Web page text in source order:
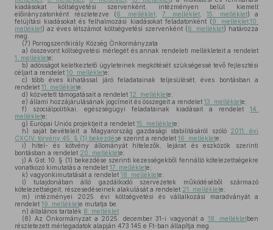
kiadásokat költségvetési szervenként, intézményen belül kiemelt
előirányzatonként részletezve (6. melléklet, 7. melléklet, 15. melléklet) a
felújítási kiadásokat és felhalmozási kiadásokat feladatonként (9. melléklet,10.
melléklet) az éves létszámot költségvetési szervenként (6. melléklet) határozza
meg.
(7) Porrogszentkirály Község Önkormányzata
a) összevont költségvetési mérlegét és annak rendeleti mellékleteit a rendelet
1. melléklete;
b) adósságot keletkeztető ügyleteinek megkötését szükségessé tevő fejlesztési
céljait a rendelet 10. melléklete;
c) több éves kihatással járó feladatainak teljesülését, éves bontásban a
rendelet 11. melléklete;
d) közvetett támogatásait a rendelet 12. melléklete;
e) állami hozzájárulásának jogcímeit és összegeit a rendelet 13. melléklete;
f) szociálpolitikai, egészségügyi feladatainak kiadásait a rendelet 14.
melléklete;
g) Európai Uniós projektjeit a rendelet 15. melléklete;
h) saját bevételeit a Magyarország gazdasági stabilitásáról szóló 2011. évi
CXCIV. törvény 45. § (1) bekezdése szerint a rendelet 16. melléklete;
i) hitel- és kötvény állományát hitelezők, lejárat és eszközök szerinti
bontásban a rendelet 20. melléklete;
j) A Gst. 10. § (1) bekezdése szerinti kezességekből fennálló kötelezettségekre
vonatkozó kimutatás a rendelet 17. melléklete;
k) vagyonkimutatását a rendelet 18. melléklete;
l) tulajdonában álló gazdálkodó szervezetek működéséből származó
kötelezettségeit, részesedéseinek alakulását a rendelet 21. melléklete;
m) intézményei 2025. évi költségvetési és vállalkozási maradványát a
rendelet 19. melléklete mutatja be.
n) általános tartalék 8. melléklet
(8) Az Önkormányzat a 2025. december 31-i vagyonát a 18. mellékletben
részletezett mérlegadatok alapján 473 145 e Ft-ban állapítja meg.